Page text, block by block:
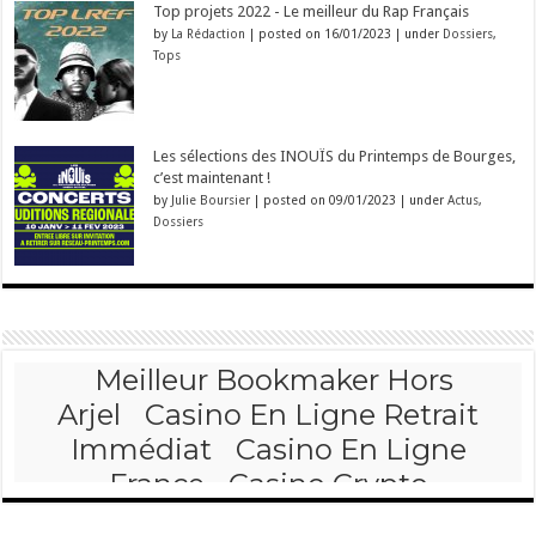
Top projets 2022 - Le meilleur du Rap Français
by La Rédaction | posted on 16/01/2023 | under Dossiers,
Tops
Les sélections des INOUÏS du Printemps de Bourges,
c’est maintenant !
by Julie Boursier | posted on 09/01/2023 | underActus,
Dossiers